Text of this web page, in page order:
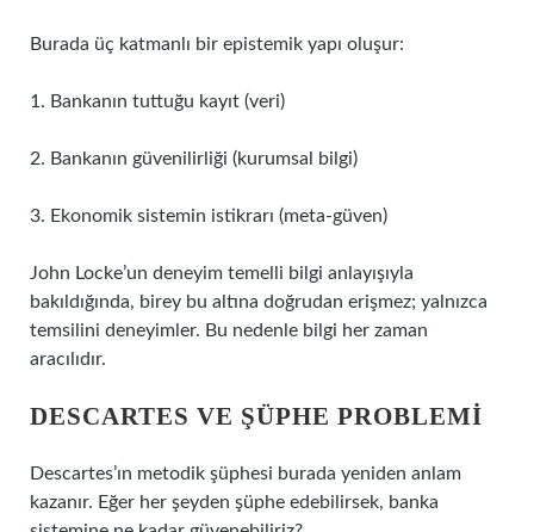
Burada üç katmanlı bir epistemik yapı oluşur:
1. Bankanın tuttuğu kayıt (veri)
2. Bankanın güvenilirliği (kurumsal bilgi)
3. Ekonomik sistemin istikrarı (meta-güven)
John Locke’un deneyim temelli bilgi anlayışıyla
bakıldığında, birey bu altına doğrudan erişmez; yalnızca
temsilini deneyimler. Bu nedenle bilgi her zaman
aracılıdır.
DESCARTES VE ŞÜPHE PROBLEMI
Descartes’ın metodik şüphesi burada yeniden anlam
kazanır. Eğer her şeyden şüphe edebilirsek, banka